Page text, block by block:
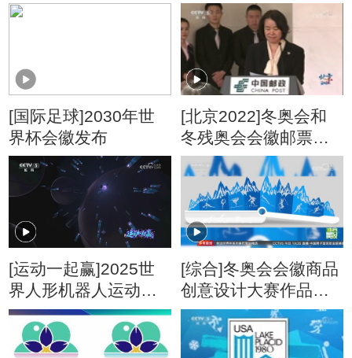
[国际足球]2030年世
界杯会徽发布
[北京2022]冬奥会和
冬残奥会会徽邮票首
发
[运动一起赢]2025世
界人形机器人运动会
会徽发布
[综合]冬奥会会徽商品
创意设计大赛作品众
筹预售